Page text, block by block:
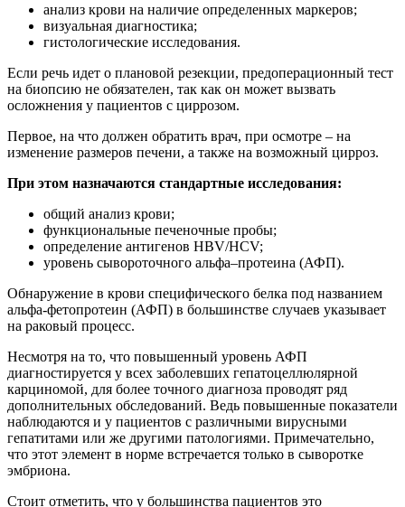
анализ крови на наличие определенных маркеров;
визуальная диагностика;
гистологические исследования.
Если речь идет о плановой резекции, предоперационный тест
на биопсию не обязателен, так как он может вызвать
осложнения у пациентов с циррозом.
Первое, на что должен обратить врач, при осмотре – на
изменение размеров печени, а также на возможный цирроз.
При этом назначаются стандартные исследования:
общий анализ крови;
функциональные печеночные пробы;
определение антигенов HBV/HCV;
уровень сывороточного альфа–протеина (АФП).
Обнаружение в крови специфического белка под названием
альфа-фетопротеин (АФП) в большинстве случаев указывает
на раковый процесс.
Несмотря на то, что повышенный уровень АФП
диагностируется у всех заболевших гепатоцеллюлярной
карциномой, для более точного диагноза проводят ряд
дополнительных обследований. Ведь повышенные показатели
наблюдаются и у пациентов с различными вирусными
гепатитами или же другими патологиями. Примечательно,
что этот элемент в норме встречается только в сыворотке
эмбриона.
Стоит отметить, что у большинства пациентов это